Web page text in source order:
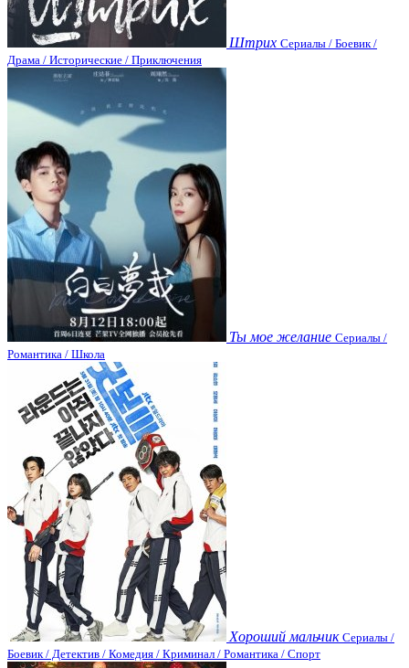
Штрих Сериалы / Боевик /
Драма / Исторические / Приключения
Ты мое желание Сериалы /
Романтика / Школа
Хороший мальчик Сериалы /
Боевик / Детектив / Комедия / Криминал / Романтика / Спорт